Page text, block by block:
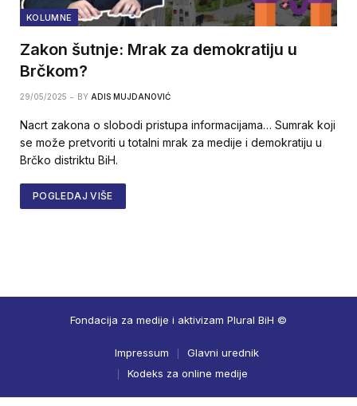
KOLUMNE
Zakon šutnje: Mrak za demokratiju u
Brčkom?
29/05/2025 BY ADIS MUJDANOVIĆ
Nacrt zakona o slobodi pristupa informacijama… Sumrak koji
se može pretvoriti u totalni mrak za medije i demokratiju u
Brčko distriktu BiH.
POGLEDAJ VIŠE
Fondacija za medije i aktivizam Plural BiH ©
Impressum
Glavni urednik
Kodeks za online medije